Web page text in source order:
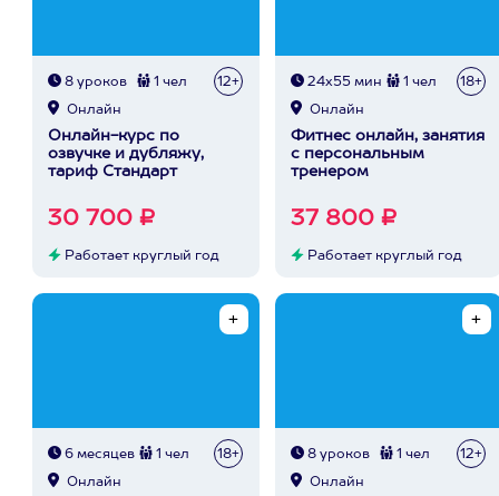
8 уроков 1 чел 12+
Онлайн
Онлайн-курс по
озвучке и дубляжу,
тариф Стандарт
30 700 ₽
Работает круглый год
24х55 мин 1 чел 18+
Онлайн
Фитнес онлайн, занятия
с персональным
тренером
37 800 ₽
Работает круглый год
6 месяцев 1 чел 18+
Онлайн
8 уроков 1 чел 12+
Онлайн